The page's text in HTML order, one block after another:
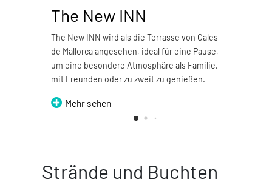
The New INN
The New INN wird als die Terrasse von Cales
de Mallorca angesehen, ideal für eine Pause,
um eine besondere Atmosphäre als Familie,
mit Freunden oder zu zweit zu genießen.
Mehr sehen
Strände und Buchten